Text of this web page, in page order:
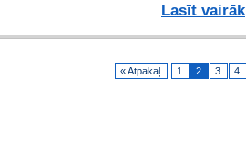
Lasīt vairāk
« Atpakaļ 1 2 3 4